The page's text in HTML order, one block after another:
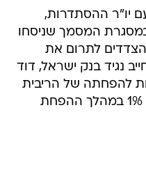
יו"ר ההסתדרות,
המסמך שניסחו
לתרום את
נגיד בנק ישראל, דוד
להפחתה של הריבית
במשק, בשיעור מואץ של עד 1% במהלך ההפחת